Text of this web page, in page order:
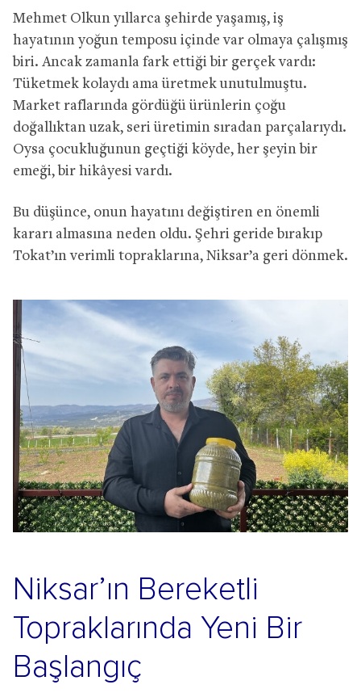
Mehmet Olkun yıllarca şehirde yaşamış, iş
hayatının yoğun temposu içinde var olmaya çalışmış
biri. Ancak zamanla fark ettiği bir gerçek vardı:
Tüketmek kolaydı ama üretmek unutulmuştu.
Market raflarında gördüğü ürünlerin çoğu
doğallıktan uzak, seri üretimin sıradan parçalarıydı.
Oysa çocukluğunun geçtiği köyde, her şeyin bir
emeği, bir hikâyesi vardı.
Bu düşünce, onun hayatını değiştiren en önemli
kararı almasına neden oldu. Şehri geride bırakıp
Tokat’ın verimli topraklarına, Niksar’a geri dönmek.
Niksar’ın Bereketli
Topraklarında Yeni Bir
Başlangıç